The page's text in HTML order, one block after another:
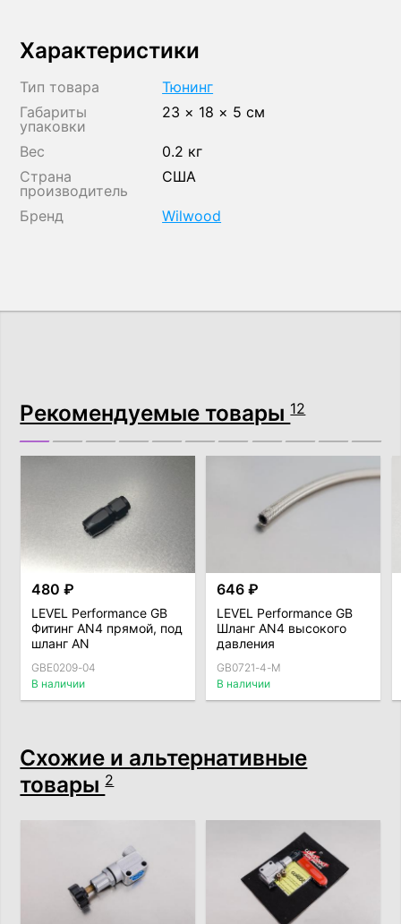
Характеристики
Тип товара
Тюнинг
Габариты
упаковки
23 × 18 × 5 см
Вес
0.2 кг
Страна
производитель
США
Бренд Wilwood
Рекомендуемые товары12
480 ₽
LEVEL Performance GB
Фитинг AN4 прямой, под
шланг AN
GBE0209-04
В наличии
646 ₽
LEVEL Performance GB
Шланг AN4 высокого
давления
(внутренний D = 5,6мм)
GB0721-4-M
В наличии
Схожие и альтернативные
товары2